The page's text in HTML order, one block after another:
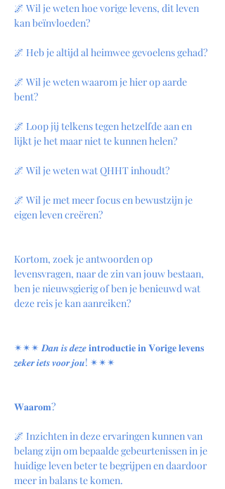
🌌 Wil je weten hoe vorige levens, dit leven
kan beïnvloeden?
🌌 Heb je altijd al heimwee gevoelens gehad?
🌌 Wil je weten waarom je hier op aarde
bent?
🌌 Loop jij telkens tegen hetzelfde aan en
lijkt je het maar niet te kunnen helen?
🌌 Wil je weten wat QHHT inhoudt?
🌌 Wil je met meer focus en bewustzijn je
eigen leven creëren?
Kortom, zoek je antwoorden op
levensvragen, naar de zin van jouw bestaan,
ben je nieuwsgierig of ben je benieuwd wat
deze reis je kan aanreiken?
✴︎✴︎✴︎ 𝑫𝒂𝒏 𝒊𝒔 𝒅𝒆𝒛𝒆 𝐢𝐧𝐭𝐫𝐨𝐝𝐮𝐜𝐭𝐢𝐞 𝐢𝐧 𝐕𝐨𝐫𝐢𝐠𝐞 𝐥𝐞𝐯𝐞𝐧𝐬
𝒛𝒆𝒌𝒆𝒓 𝒊𝒆𝒕𝒔 𝒗𝒐𝒐𝒓 𝒋𝒐𝒖! ✴︎✴︎✴︎
𝐖𝐚𝐚𝐫𝐨𝐦?
🌌 Inzichten in deze ervaringen kunnen van
belang zijn om bepaalde gebeurtenissen in je
huidige leven beter te begrijpen en daardoor
meer in balans te komen.